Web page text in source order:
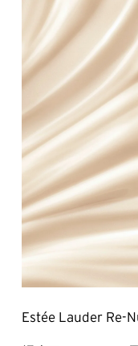
Estée Lauder Re-